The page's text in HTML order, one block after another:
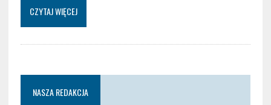
CZYTAJ WIĘCEJ
NASZA REDAKCJA